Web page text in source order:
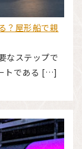
？屋形船で親
なステップで
トである […]